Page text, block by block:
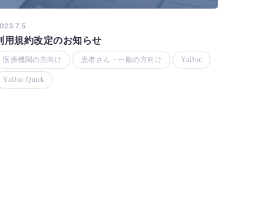
用規約改定のお知らせ
医療機関の方向け 患者さん・一般の方向け YaDoc
YaDoc Quick